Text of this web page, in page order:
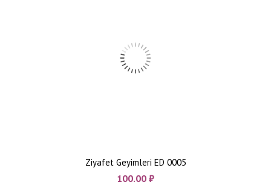
Ziyafet Geyimleri ED 0005
100.00 ₼